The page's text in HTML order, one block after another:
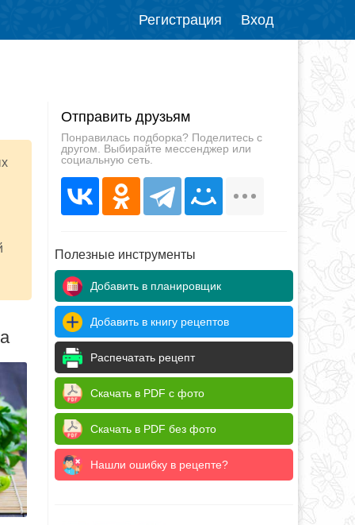
Регистрация Вход
Отправить друзьям
Понравилась подборка? Поделитесь с
другом. Выбирайте мессенджер или
социальную сеть.
Полезные инструменты
Добавить в планировщик
Добавить в книгу рецептов
Распечатать рецепт
Скачать в PDF с фото
Скачать в PDF без фото
Нашли ошибку в рецепте?